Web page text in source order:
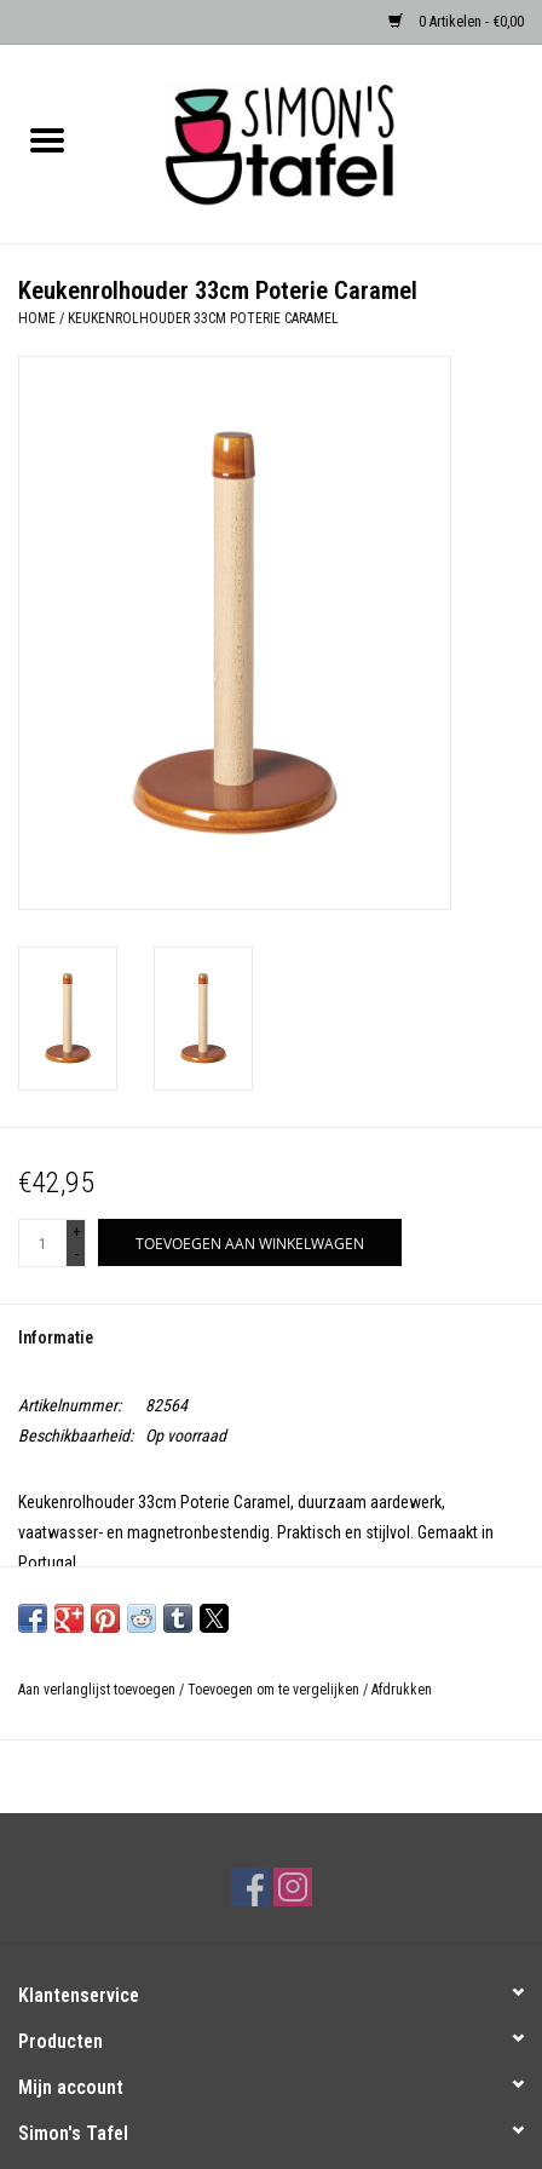
0 Artikelen - €0,00
Albast waxinehouders van Zenza
Keukenrolhouder 33cm Poterie Caramel
HOME / KEUKENROLHOUDER 33CM POTERIE CARAMEL
€42,95
+
-
TOEVOEGEN AAN WINKELWAGEN
Informatie
Artikelnummer:
82564
Beschikbaarheid:
Op voorraad
Keukenrolhouder 33cm Poterie Caramel, duurzaam aardewerk,
vaatwasser- en magnetronbestendig. Praktisch en stijlvol. Gemaakt in
Portugal.
Aan verlanglijst toevoegen / Toevoegen om te vergelijken / Afdrukken
Klantenservice
Producten
Mijn account
Simon's Tafel